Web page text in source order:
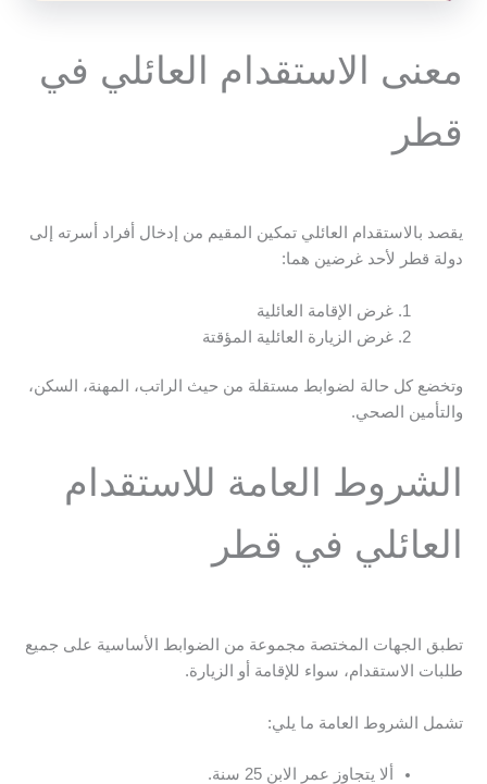
معنى الاستقدام العائلي في
قطر
يقصد بالاستقدام العائلي تمكين المقيم من إدخال أفراد أسرته إلى
دولة قطر لأحد غرضين هما:
غرض الإقامة العائلية
غرض الزيارة العائلية المؤقتة
وتخضع كل حالة لضوابط مستقلة من حيث الراتب، المهنة، السكن،
والتأمين الصحي.
الشروط العامة للاستقدام
العائلي في قطر
تطبق الجهات المختصة مجموعة من الضوابط الأساسية على جميع
طلبات الاستقدام، سواء للإقامة أو الزيارة.
تشمل الشروط العامة ما يلي:
ألا يتجاوز عمر الابن 25 سنة.